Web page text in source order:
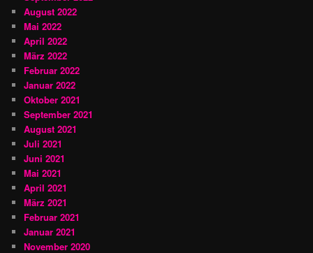
August 2022
Mai 2022
April 2022
März 2022
Februar 2022
Januar 2022
Oktober 2021
September 2021
August 2021
Juli 2021
Juni 2021
Mai 2021
April 2021
März 2021
Februar 2021
Januar 2021
November 2020